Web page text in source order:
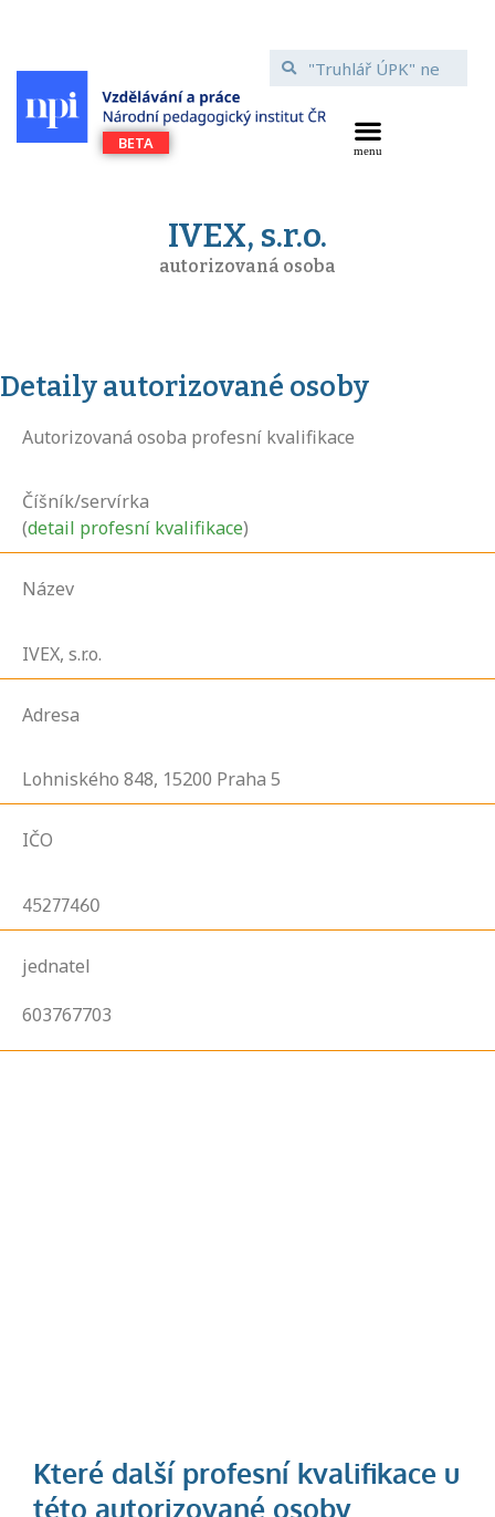
IVEX, s.r.o.
autorizovaná osoba
Detaily autorizované osoby
Autorizovaná osoba profesní kvalifikace
Číšník/servírka
(detail profesní kvalifikace)
Název
IVEX, s.r.o.
Adresa
Lohniského 848, 15200 Praha 5
IČO
45277460
jednatel
603767703